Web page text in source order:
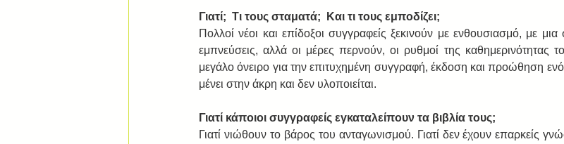
Γιατί;  Τι τους σταματά;  Και τι τους εμποδίζει;
Πολλοί νέοι και επίδοξοι συγγραφείς ξεκινούν με ενθουσιασμό, με μια
εμπνεύσεις, αλλά οι μέρες περνούν, οι ρυθμοί της καθημερινότητας
μεγάλο όνειρο για την επιτυχημένη συγγραφή, έκδοση και προώθηση
μένει στην άκρη και δεν υλοποιείται.
Γιατί κάποιοι συγγραφείς εγκαταλείπουν τα βιβλία τους;
Γιατί νιώθουν το βάρος του ανταγωνισμού. Γιατί δεν έχουν επαρκείς